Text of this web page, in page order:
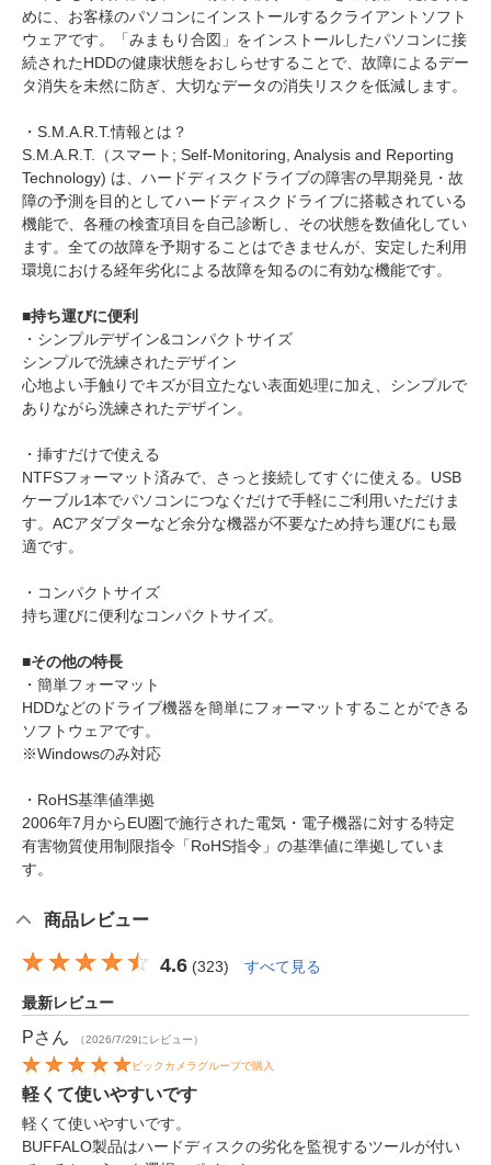
めに、お客様のパソコンにインストールするクライアントソフト
ウェアです。「みまもり合図」をインストールしたパソコンに接
続されたHDDの健康状態をおしらせすることで、故障によるデー
タ消失を未然に防ぎ、大切なデータの消失リスクを低減します。
・S.M.A.R.T.情報とは？
S.M.A.R.T.（スマート; Self-Monitoring, Analysis and Reporting
Technology) は、ハードディスクドライブの障害の早期発見・故
障の予測を目的としてハードディスクドライブに搭載されている
機能で、各種の検査項目を自己診断し、その状態を数値化してい
ます。全ての故障を予期することはできませんが、安定した利用
環境における経年劣化による故障を知るのに有効な機能です。
■持ち運びに便利
・シンプルデザイン&コンパクトサイズ
シンプルで洗練されたデザイン
心地よい手触りでキズが目立たない表面処理に加え、シンプルで
ありながら洗練されたデザイン。
・挿すだけで使える
NTFSフォーマット済みで、さっと接続してすぐに使える。USB
ケーブル1本でパソコンにつなぐだけで手軽にご利用いただけま
す。ACアダプターなど余分な機器が不要なため持ち運びにも最
適です。
・コンパクトサイズ
持ち運びに便利なコンパクトサイズ。
■その他の特長
・簡単フォーマット
HDDなどのドライブ機器を簡単にフォーマットすることができる
ソフトウェアです。
※Windowsのみ対応
・RoHS基準値準拠
2006年7月からEU圏で施行された電気・電子機器に対する特定
有害物質使用制限指令「RoHS指令」の基準値に準拠していま
す。
商品レビュー
4.6 (323) すべて見る
最新レビュー
Pさん （2026/7/29にレビュー）
ビックカメラグループで購入
軽くて使いやすいです
軽くて使いやすいです。
BUFFALO製品はハードディスクの劣化を監視するツールが付い